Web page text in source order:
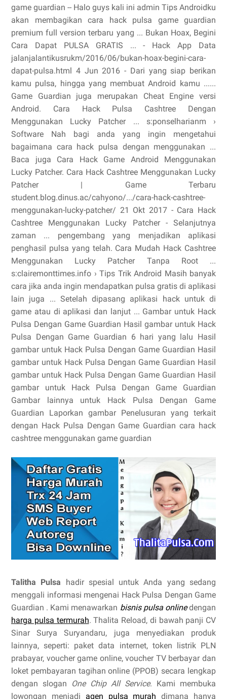
game guardian -- Halo guys kali ini admin Tips Androidku
akan membagikan cara hack pulsa game guardian
premium full version terbaru yang ... Bukan Hoax, Begini
Cara Dapat PULSA GRATIS ... - Hack App Data
jalanjalantikusrukm/2016/06/bukan-hoax-begini-cara-
dapat-pulsa.html 4 Jun 2016 - Dari yang siap berikan
kamu pulsa, hingga yang membuat Android kamu ......
Game Guardian juga merupakan Cheat Engine versi
Android. Cara Hack Pulsa Cashtree Dengan
Menggunakan Lucky Patcher ... s:ponselharianm ›
Software Nah bagi anda yang ingin mengetahui
bagaimana cara hack pulsa dengan menggunakan ...
Baca juga Cara Hack Game Android Menggunakan
Lucky Patcher. Cara Hack Cashtree Menggunakan Lucky
Patcher | Game Terbaru
student.blog.dinus.ac/cahyono/.../cara-hack-cashtree-
menggunakan-lucky-patcher/ 21 Okt 2017 - Cara Hack
Cashtree Menggunakan Lucky Patcher - Selanjutnya
zaman ... pengembang yang menjadikan aplikasi
penghasil pulsa yang telah. Cara Mudah Hack Cashtree
Menggunakan Lucky Patcher Tanpa Root ...
s:clairemonttimes.info › Tips Trik Android Masih banyak
cara jika anda ingin mendapatkan pulsa gratis di aplikasi
lain juga ... Setelah dipasang aplikasi hack untuk di
game atau di aplikasi dan lanjut ... Gambar untuk Hack
Pulsa Dengan Game Guardian Hasil gambar untuk Hack
Pulsa Dengan Game Guardian 6 hari yang lalu Hasil
gambar untuk Hack Pulsa Dengan Game Guardian Hasil
gambar untuk Hack Pulsa Dengan Game Guardian Hasil
gambar untuk Hack Pulsa Dengan Game Guardian Hasil
gambar untuk Hack Pulsa Dengan Game Guardian
Gambar lainnya untuk Hack Pulsa Dengan Game
Guardian Laporkan gambar Penelusuran yang terkait
dengan Hack Pulsa Dengan Game Guardian cara hack
cashtree menggunakan game guardian
Talitha Pulsa hadir spesial untuk Anda yang sedang
menggali informasi mengenai Hack Pulsa Dengan Game
Guardian . Kami menawarkan bisnis pulsa onlinedengan
harga pulsa termurah. Thalita Reload, di bawah panji CV
Sinar Surya Suryandaru, juga menyediakan produk
lainnya, seperti: paket data internet, token listrik PLN
prabayar, voucher game online, voucher TV berbayar dan
loket pembayaran tagihan online (PPOB) secara lengkap
dengan slogan
One Chip All Service. Kami membuka
lowongan menjadi agen pulsa murah dimana hanya